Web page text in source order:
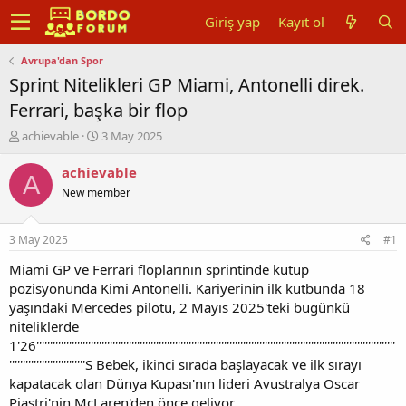
Giriş yap Kayıt ol
Avrupa'dan Spor
Sprint Nitelikleri GP Miami, Antonelli direk.
Ferrari, başka bir flop
K
n
u
y
b
a
ş
a
t
a
n
achievable
B
ş
a
ç
t
a
r
h
i
3 May 2025
A achievable
New member
3 May 2025 #1
Miami GP ve Ferrari floplarının sprintinde kutup
pozisyonunda Kimi Antonelli. Kariyerinin ilk kutbunda 18
yaşındaki Mercedes pilotu, 2 Mayıs 2025'teki bugünkü
niteliklerde
1'26''''''''''''''''''''''''''''''''''''''''''''''''''''''''''''''''''''''''''''''''''''''''''''''''''''''''''''''''''''''''''''''''''''
''''''''''''''''''''''''''''S Bebek, ikinci sırada başlayacak ve ilk sırayı
kapatacak olan Dünya Kupası'nın lideri Avustralya Oscar
Piastri'nin McLaren'den önce geliyor.